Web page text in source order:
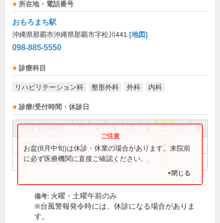
所在地・電話番号
おもろまち駅
沖縄県那覇市沖縄県那覇市字松川441 [地図]
098-885-5550
診療科目
リハビリテーション科 整形外科 外科 内科
診療/受付時間・休診日
祝
9:00～12:30 ● ● ● ● ●
14:00～17:30 ● ● ●
お盆(8月中旬)は休診・休業の場合があります。来院前
に必ず医療機関に直接ご確認ください。
×閉じる
備考: 火曜・土曜午前のみ
※台風警報発令時には、休診になる場合がありま
す。